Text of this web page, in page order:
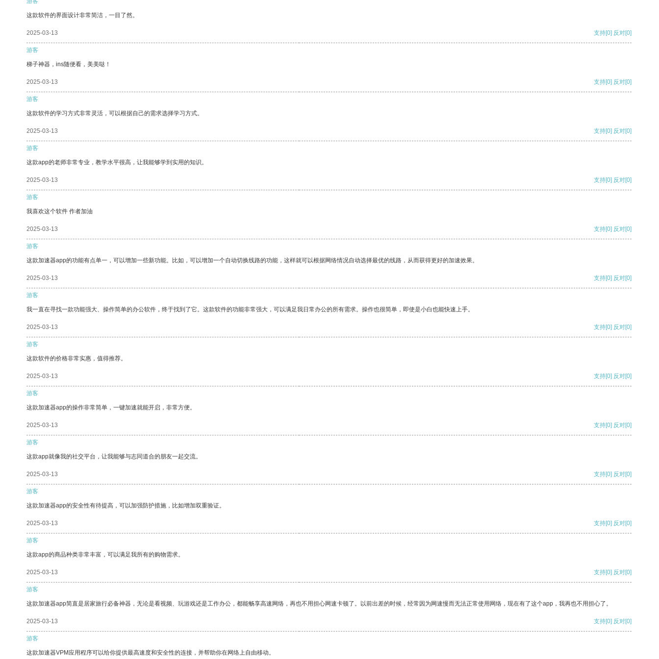
这款软件的界面设计非常简洁，一目了然。
2025-03-13 支持[0] 反对[0]
游客
梯子神器，ins随便看，美美哒！
2025-03-13 支持[0] 反对[0]
游客
这款软件的学习方式非常灵活，可以根据自己的需求选择学习方式。
2025-03-13 支持[0] 反对[0]
游客
这款app的老师非常专业，教学水平很高，让我能够学到实用的知识。
2025-03-13 支持[0] 反对[0]
游客
我喜欢这个软件 作者加油
2025-03-13 支持[0] 反对[0]
游客
这款加速器app的功能有点单一，可以增加一些新功能。比如，可以增加一个自动切换线路的功能，这样就可以根据网络情况自动选择最优的线路，从而获得更好的加速效果。
2025-03-13 支持[0] 反对[0]
游客
我一直在寻找一款功能强大、操作简单的办公软件，终于找到了它。这款软件的功能非常强大，可以满足我日常办公的所有需求。操作也很简单，即使是小白也能快速上手。
2025-03-13 支持[0] 反对[0]
游客
这款软件的价格非常实惠，值得推荐。
2025-03-13 支持[0] 反对[0]
游客
这款加速器app的操作非常简单，一键加速就能开启，非常方便。
2025-03-13 支持[0] 反对[0]
游客
这款app就像我的社交平台，让我能够与志同道合的朋友一起交流。
2025-03-13 支持[0] 反对[0]
游客
这款加速器app的安全性有待提高，可以加强防护措施，比如增加双重验证。
2025-03-13 支持[0] 反对[0]
游客
这款app的商品种类非常丰富，可以满足我所有的购物需求。
2025-03-13 支持[0] 反对[0]
游客
这款加速器app简直是居家旅行必备神器，无论是看视频、玩游戏还是工作办公，都能畅享高速网络，再也不用担心网速卡顿了。以前出差的时候，经常因为网速慢而无法正常使用网络，现在有了这个app，我再也不用担心了。
2025-03-13 支持[0] 反对[0]
游客
这款加速器VPM应用程序可以给你提供最高速度和安全性的连接，并帮助你在网络上自由移动。